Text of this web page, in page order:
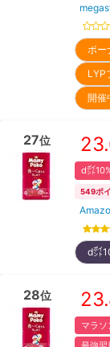
ボ
LYP
開催
27位
d㌽
549ポ
d㌽
28位
マラソ